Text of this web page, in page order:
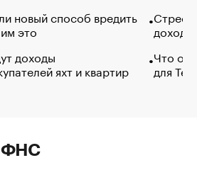
новый способ вредить
это
доходы
яхт и квартир
Что
для
ФНС